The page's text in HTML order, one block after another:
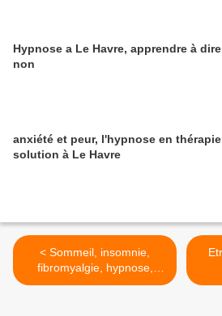
Hypnose a Le Havre, apprendre à dire
non
anxiété et peur, l'hypnose en thérapie
solution à Le Havre
< Sommeil, insomnie,
fibromyalgie, hypnose,
hypnobulan.fr